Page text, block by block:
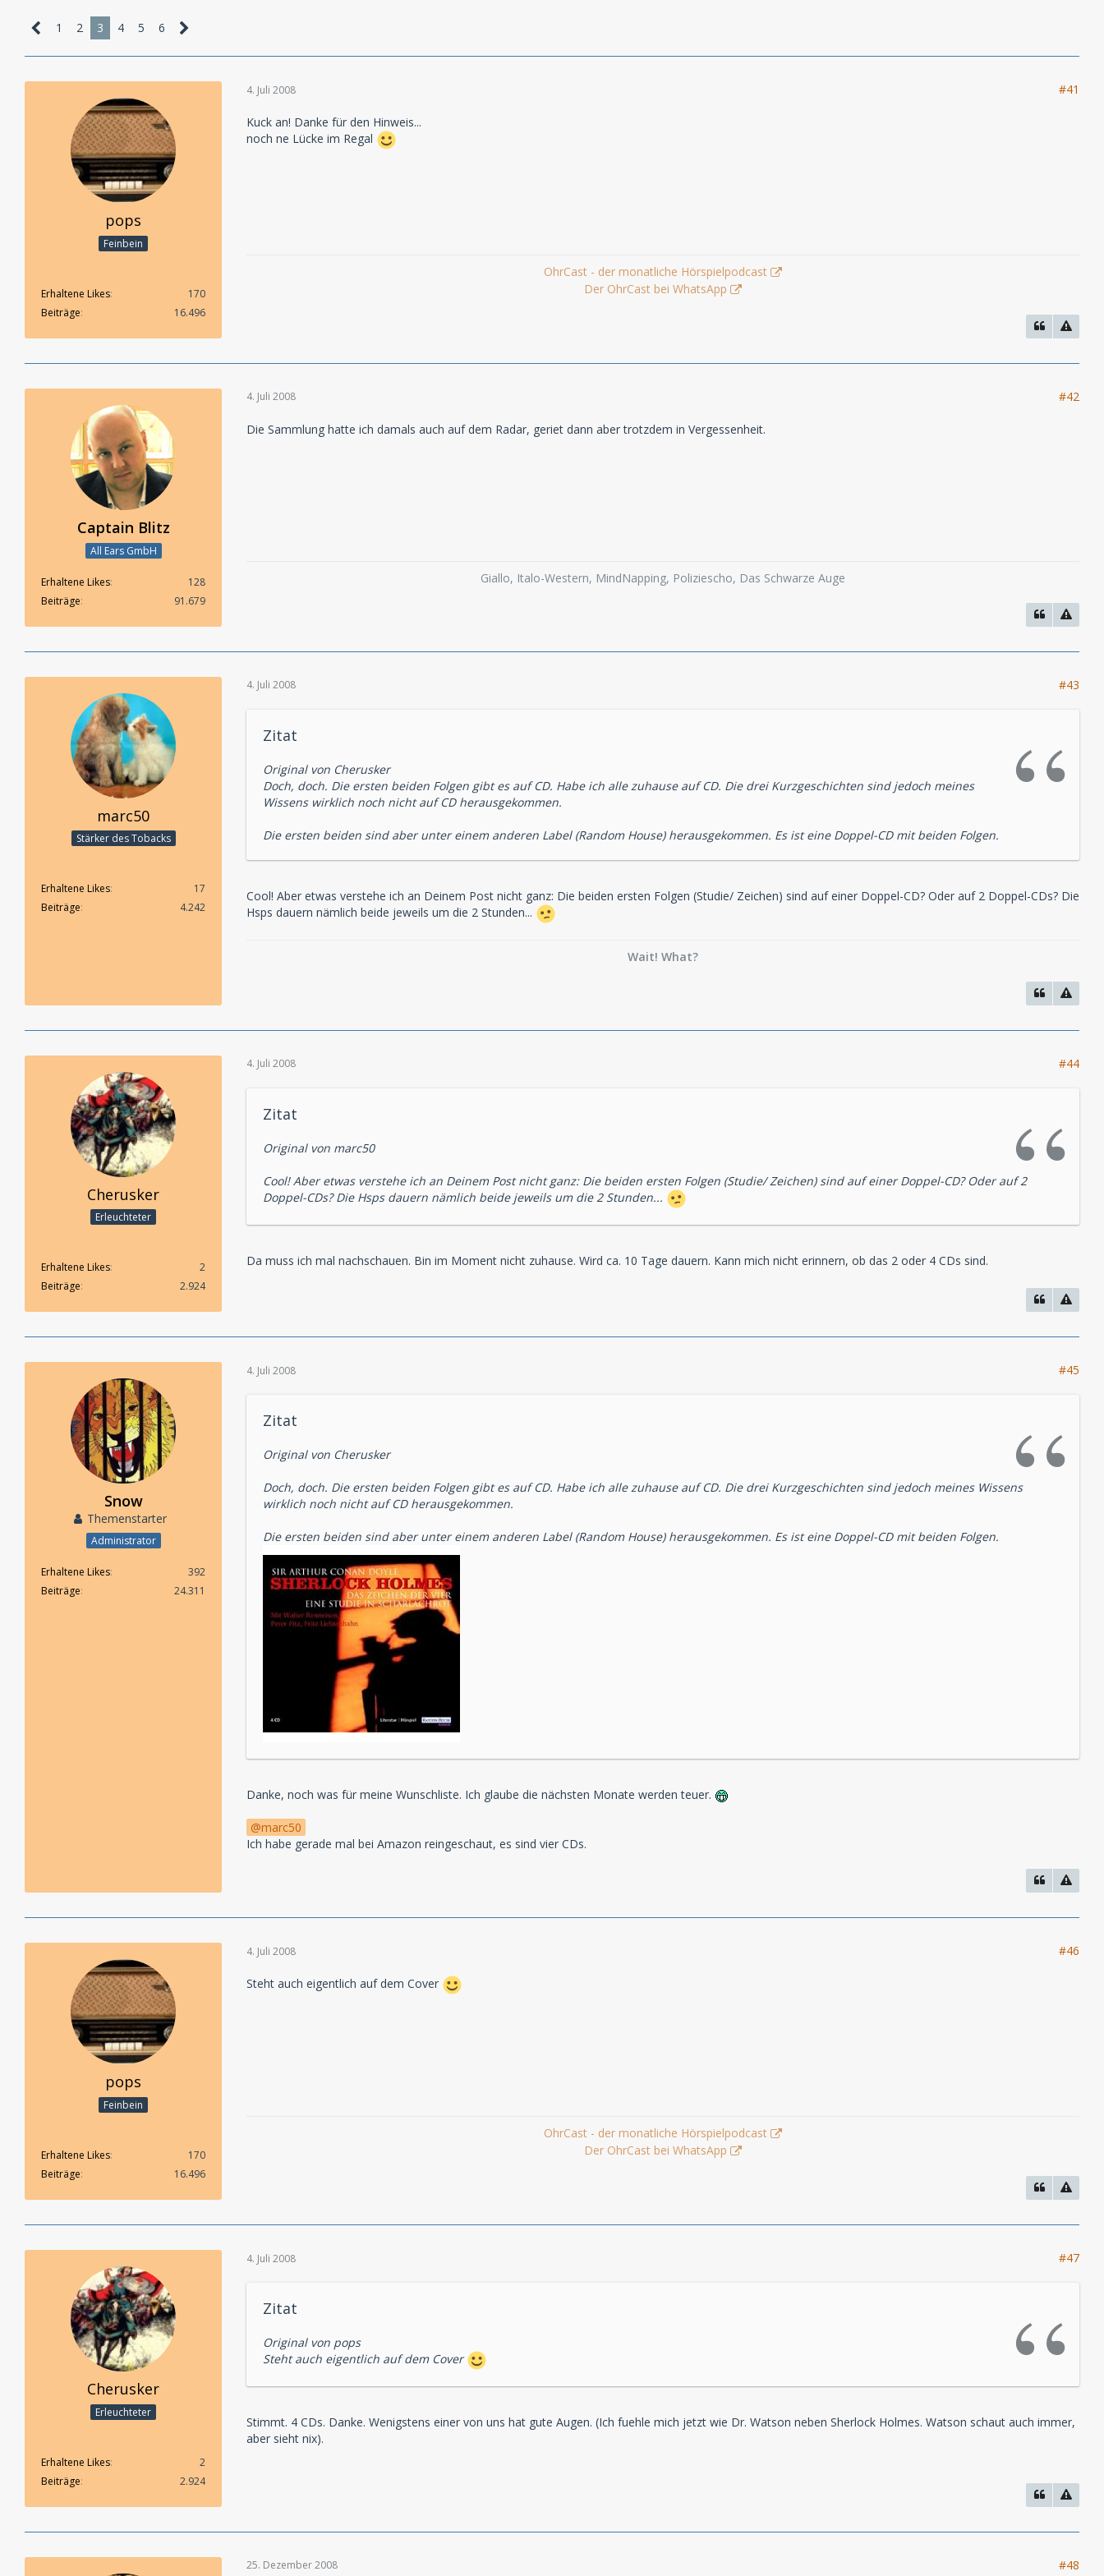
1 2 3 4 5 6
pops
Feinbein
Erhaltene Likes
170
Beiträge
16.496
4. Juli 2008 #41
Kuck an! Danke für den Hinweis...
noch ne Lücke im Regal
OhrCast - der monatliche Hörspielpodcast
Der OhrCast bei WhatsApp
Captain Blitz
All Ears GmbH
Erhaltene Likes
128
Beiträge
91.679
4. Juli 2008 #42
Die Sammlung hatte ich damals auch auf dem Radar, geriet dann aber trotzdem in Vergessenheit.
Giallo, Italo-Western, MindNapping, Poliziescho, Das Schwarze Auge
marc50
Stärker des Tobacks
Erhaltene Likes
17
Beiträge
4.242
4. Juli 2008 #43
Zitat
Original von Cherusker
Doch, doch. Die ersten beiden Folgen gibt es auf CD. Habe ich alle zuhause auf CD. Die drei Kurzgeschichten sind jedoch meines
Wissens wirklich noch nicht auf CD herausgekommen.
Die ersten beiden sind aber unter einem anderen Label (Random House) herausgekommen. Es ist eine Doppel-CD mit beiden Folgen.
Cool! Aber etwas verstehe ich an Deinem Post nicht ganz: Die beiden ersten Folgen (Studie/ Zeichen) sind auf einer Doppel-CD? Oder auf 2 Doppel-CDs? Die
Hsps dauern nämlich beide jeweils um die 2 Stunden...
Wait! What?
Cherusker
Erleuchteter
Erhaltene Likes
2
Beiträge
2.924
4. Juli 2008 #44
Zitat
Original von marc50
Cool! Aber etwas verstehe ich an Deinem Post nicht ganz: Die beiden ersten Folgen (Studie/ Zeichen) sind auf einer Doppel-CD? Oder auf 2
Doppel-CDs? Die Hsps dauern nämlich beide jeweils um die 2 Stunden...
Da muss ich mal nachschauen. Bin im Moment nicht zuhause. Wird ca. 10 Tage dauern. Kann mich nicht erinnern, ob das 2 oder 4 CDs sind.
Snow
Themenstarter
Administrator
Erhaltene Likes
392
Beiträge
24.311
4. Juli 2008 #45
Zitat
Original von Cherusker
Doch, doch. Die ersten beiden Folgen gibt es auf CD. Habe ich alle zuhause auf CD. Die drei Kurzgeschichten sind jedoch meines Wissens
wirklich noch nicht auf CD herausgekommen.
Die ersten beiden sind aber unter einem anderen Label (Random House) herausgekommen. Es ist eine Doppel-CD mit beiden Folgen.
Danke, noch was für meine Wunschliste. Ich glaube die nächsten Monate werden teuer.
marc50
Ich habe gerade mal bei Amazon reingeschaut, es sind vier CDs.
pops
Feinbein
Erhaltene Likes
170
Beiträge
16.496
4. Juli 2008 #46
Steht auch eigentlich auf dem Cover
OhrCast - der monatliche Hörspielpodcast
Der OhrCast bei WhatsApp
Cherusker
Erleuchteter
Erhaltene Likes
2
Beiträge
2.924
4. Juli 2008 #47
Zitat
Original von pops
Steht auch eigentlich auf dem Cover
Stimmt. 4 CDs. Danke. Wenigstens einer von uns hat gute Augen. (Ich fuehle mich jetzt wie Dr. Watson neben Sherlock Holmes. Watson schaut auch immer,
aber sieht nix).
25. Dezember 2008 #48